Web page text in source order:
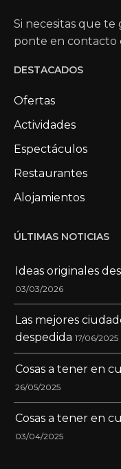
Si necesitas que te
ponte en contacto
DESTACADOS
Ofertas
Actividades
Espectáculos
Restaurantes
Alojamientos
ÚLTIMAS NOTICIAS
Ideas originales
03/03/2026
Las mejores
despedida 17/06/2025
Cosas a tener en
26/05/2025
Cosas a tener en
03/04/2025